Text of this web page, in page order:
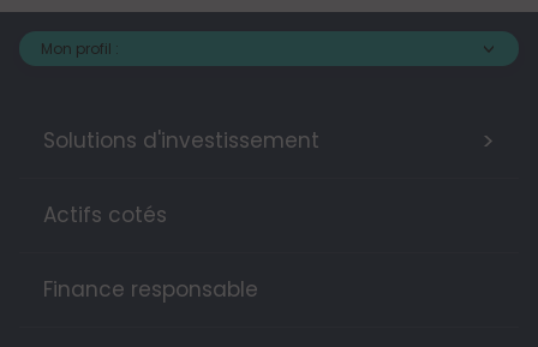
Mon profil :
Solutions d'investissement >
Actifs cotés
Finance responsable